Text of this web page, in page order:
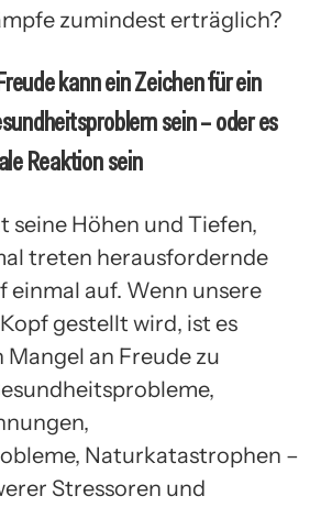
zumindest erträglich?
kann ein Zeichen für ein
sein – oder es
Reaktion sein
seine Höhen und Tiefen,
treten herausfordernde
einmal auf. Wenn unsere
gestellt wird, ist es
Mangel an Freude zu
Naturkatastrophen –
Stressoren und